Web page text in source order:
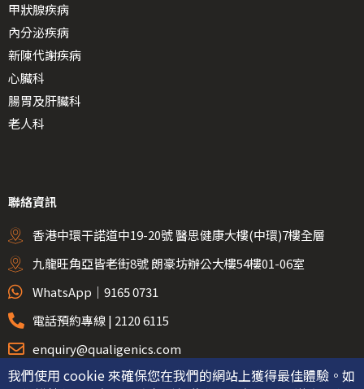
我們使用 cookie 來確保您在我們的網站上獲得最佳體驗。如
甲狀腺疾病
內分泌疾病
新陳代謝疾病
心臟科
腸胃及肝臟科
老人科
聯絡資訊
香港中環干諾道中19-20號 醫思健康大樓(中環)7樓全層
九龍旺角亞皆老街8號 朗豪坊辦公大樓54樓01-06室
WhatsApp｜9165 0731
電話預約專線 | 2120 6115
enquiry@qualigenics.com